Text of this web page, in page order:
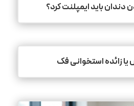
باید ایمپلنت کرد؟
زائده استخوانی فک